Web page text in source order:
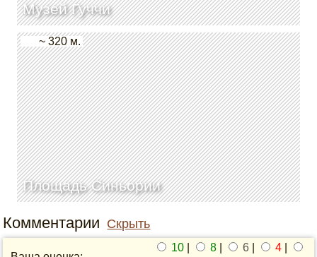
Музей Гуччи
Площадь Синьории
~ 320 м.
Комментарии Скрыть
10 8 6 4